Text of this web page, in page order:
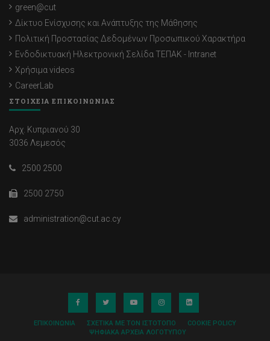
green@cut
Δίκτυο Ενίσχυσης και Ανάπτυξης της Μάθησης
Πολιτική Προστασίας Δεδομένων Προσωπικού Χαρακτήρα
Ενδοδικτυακή Ηλεκτρονική Σελίδα ΤΕΠΑΚ - Intranet
Χρήσιμα videos
CareerLab
ΣΤΟΙΧΕΙΑ ΕΠΙΚΟΙΝΩΝΙΑΣ
Αρχ. Κυπριανού 30
3036 Λεμεσός
2500 2500
2500 2750
administration@cut.ac.cy
ΕΠΙΚΟΙΝΩΝΊΑ ΣΧΕΤΙΚΆ ΜΕ ΤΟΝ ΙΣΤΌΤΟΠΟ
COOKIE POLICY
ΨΗΦΙΑΚΆ ΑΡΧΕΊΑ ΛΟΓΌΤΥΠΟΥ